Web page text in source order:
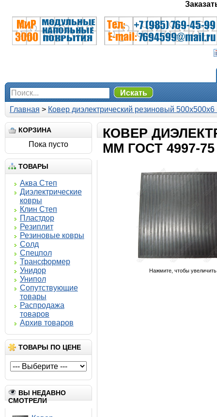
Искать
Главная > Ковер диэлектрический резиновый
КОРЗИНА
Пока пусто
ТОВАРЫ
Аква Степ
Диэлектрические
ковры
Клин Степ
Пластдор
Резиплит
Резиновые ковры
Солд
Спецпол
Трансформер
Унидор
Унипол
Сопутствующие
товары
Распродажа
товаров
Архив товаров
ТОВАРЫ ПО ЦЕНЕ
ВЫ НЕДАВНО
СМОТРЕЛИ
КОВЕР
ММ ГОСТ 4997-75
Нажмите, чтобы увеличить